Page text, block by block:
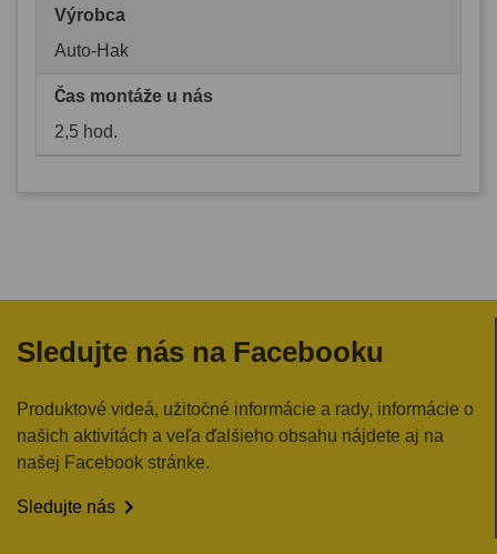
Výrobca
Auto-Hak
Čas montáže u nás
2,5 hod.
Sledujte nás na Facebooku
Produktové videá, užitočné informácie a rady, informácie o
našich aktivitách a veľa ďalšieho obsahu nájdete aj na
našej Facebook stránke.
Sledujte nás 